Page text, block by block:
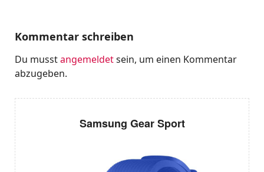
Kommentar schreiben
Du musstangemeldetsein, um einen Kommentar
abzugeben.
Samsung Gear Sport